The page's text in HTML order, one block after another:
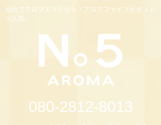
仙台でアロマエステなら！アロマファイブがダント
ツ人気。
080-2812-8013